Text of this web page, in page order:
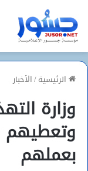
الرئيسية/الأخبار
وزارة
وتعطيهم
بعملهم